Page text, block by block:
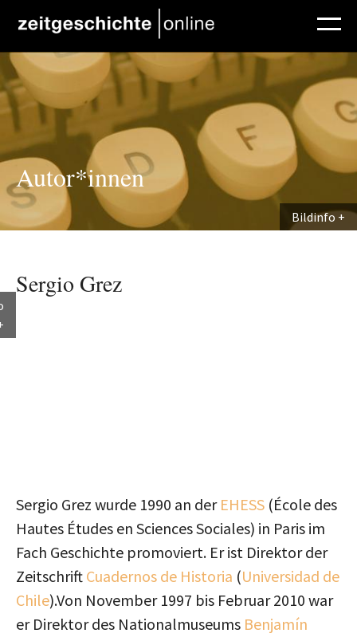
Direkt zum Inhalt
Autor*innen
Bildinfo
Sergio Grez
Sergio Grez wurde 1990 an derEHESS (École des
Hautes Études en Sciences Sociales) in Paris im
Fach Geschichte promoviert. Er ist Direktor der
Zeitschrift Cuadernos de Historia (Universidad de
Chile).Von November 1997 bis Februar 2010 war
er Direktor des Nationalmuseums Benjamín